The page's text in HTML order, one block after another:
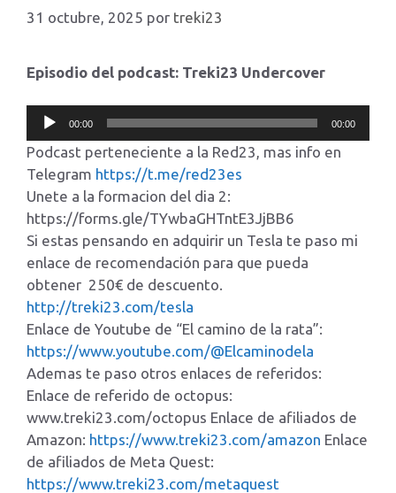
31 octubre, 2025 por treki23
Episodio del podcast: Treki23 Undercover
Reproductor
de
audio
00:00 00:00
Podcast perteneciente a la Red23, mas info en
Telegram https://t.me/red23es
Unete a la formacion del dia 2:
https://forms.gle/TYwbaGHTntE3JjBB6
Si estas pensando en adquirir un Tesla te paso mi
enlace de recomendación para que pueda
obtener 250€ de descuento.
http://treki23.com/tesla
Enlace de Youtube de “El camino de la rata”:
https://www.youtube.com/@Elcaminodela
Ademas te paso otros enlaces de referidos:
Enlace de referido de octopus:
www.treki23.com/octopus Enlace de afiliados de
Amazon: https://www.treki23.com/amazon Enlace
de afiliados de Meta Quest:
https://www.treki23.com/metaquest